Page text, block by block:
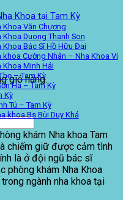
giỏ hàng.
Khoa tại Tam Kỳ
Khoa Văn Chương
Duong Thanh Son
Khoa Bác Sĩ Hồ Hữu Đại
khoa Cường Nhân – Nha Khoa Vi
Khoa Minh Hải
– Tam Kỳ
Hà – Tam Kỳ
Kỳ
Tú – Tam Kỳ
khoa Bs Bùi Duy Khả
khám Nha khoa Tam
chiếm giữ được cảm tình
là ở đội ngũ bác sĩ
phòng khám Nha Khoa
ngành nha khoa tại